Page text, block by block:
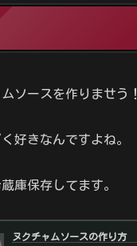
ソースを作りませう！
好きなんですよね。
庫保存してます。
ヌクチャムソースの作り方